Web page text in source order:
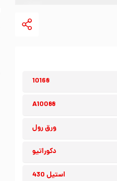
10168
A10088
ورق رول
دکوراتیو
استیل 430